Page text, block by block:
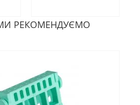
РЕКОМЕНДУЄМО